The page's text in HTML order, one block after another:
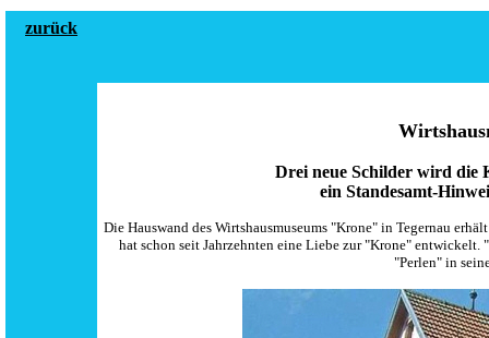
zurück
Drei neue Schilder wird die
ein Standesamt-
Die Hauswand des Wirtshausmuseums "Krone" in Tegernau
hat schon seit Jahrzehnten eine Liebe zur "Krone" entwickelt.
"Perlen" in